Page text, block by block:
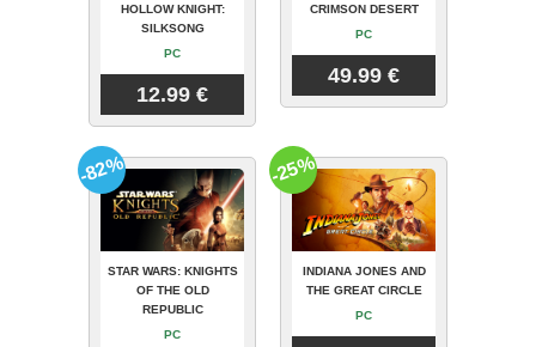
HOLLOW KNIGHT:
SILKSONG
PC
12.99 €
CRIMSON DESERT
PC
49.99 €
STAR WARS: KNIGHTS
OF THE OLD
REPUBLIC
PC
-82%
INDIANA JONES AND
THE GREAT CIRCLE
PC
-25%